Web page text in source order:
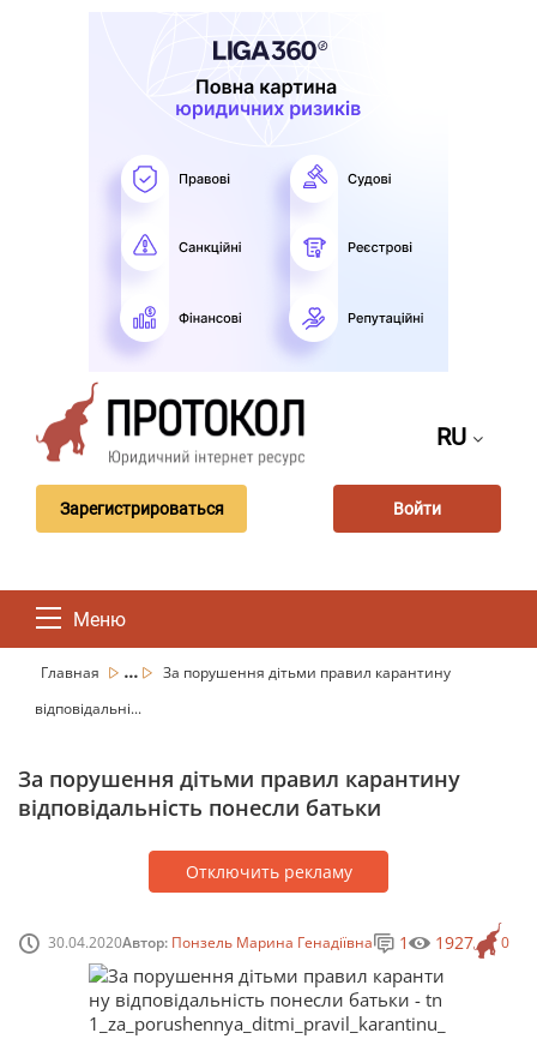
RU
Зарегистрироваться Войти
Меню
Главная ...
За порушення дітьми правил карантину
відповідальні...
За порушення дітьми правил карантину
відповідальність понесли батьки
Отключить рекламу
30.04.2020Автор: Понзель Марина Генадіївна 0
1 1927